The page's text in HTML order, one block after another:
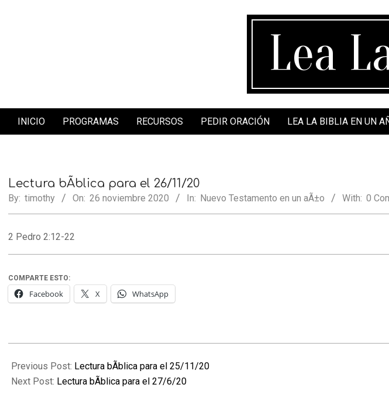
Lea
Secondary
INICIO PROGRAMAS RECURSOS PEDIR ORACIÓN LEA LA BIBLIA EN UN
Lectura bÃ­blica para el 26/11/20
By: timothy On: 26 noviembre 2020 In: Nuevo Testamento en un aÃ±o With: 0
2 Pedro 2:12-22
COMPARTE ESTO:
Facebook X WhatsApp
11-
26
Previous Post: Lectura bÃ­blica para el 25/11/20
Next Post: Lectura bÃ­blica para el 27/6/20